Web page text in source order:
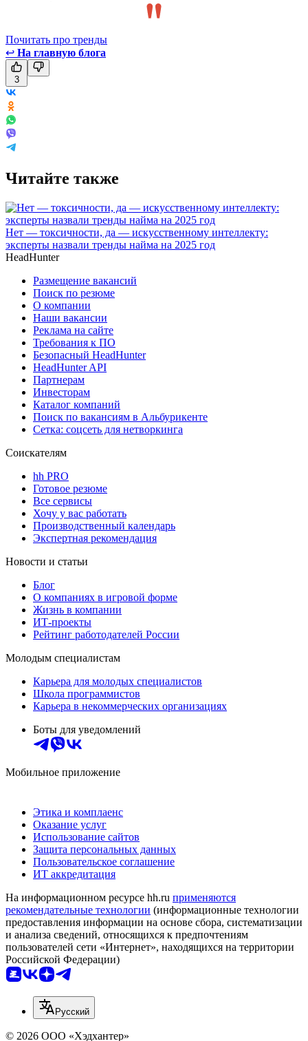
Почитать про тренды
↩ На главную блога
3
Читайте также
Нет — токсичности, да — искусственному интеллекту:
эксперты назвали тренды найма на 2025 год
HeadHunter
Размещение вакансий
Поиск по резюме
О компании
Наши вакансии
Реклама на сайте
Требования к ПО
Безопасный HeadHunter
HeadHunter API
Партнерам
Инвесторам
Каталог компаний
Поиск по вакансиям в Альбурикенте
Сетка: соцсеть для нетворкинга
Соискателям
hh PRO
Готовое резюме
Все сервисы
Хочу у вас работать
Производственный календарь
Экспертная рекомендация
Новости и статьи
Блог
О компаниях в игровой форме
Жизнь в компании
ИТ-проекты
Рейтинг работодателей России
Молодым специалистам
Карьера для молодых специалистов
Школа программистов
Карьера в некоммерческих организациях
Боты для уведомлений
Мобильное приложение
Этика и комплаенс
Оказание услуг
Использование сайтов
Защита персональных данных
Пользовательское соглашение
ИТ аккредитация
На информационном ресурсе hh.ru применяются
рекомендательные технологии (информационные технологии
предоставления информации на основе сбора, систематизации
и анализа сведений, относящихся к предпочтениям
пользователей сети «Интернет», находящихся на территории
Российской Федерации)
Русский
© 2026 ООО «Хэдхантер»